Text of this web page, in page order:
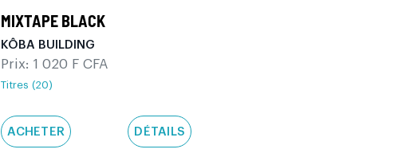
MIXTAPE BLACK
KÔBA BUILDING
Prix: 1 020 F CFA
Titres (20)
ACHETER DÉTAILS